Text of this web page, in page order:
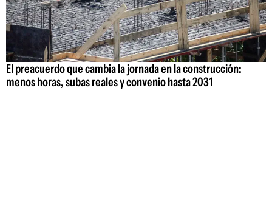
El preacuerdo que cambia la jornada en la construcción:
menos horas, subas reales y convenio hasta 2031